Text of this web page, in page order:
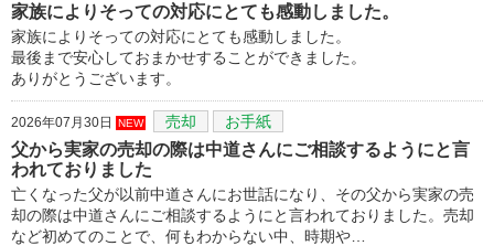
家族によりそっての対応にとても感動しました。
家族によりそっての対応にとても感動しました。
最後まで安心しておまかせすることができました。
ありがとうございます。
2026年07月30日 NEW 売却 お手紙
父から実家の売却の際は中道さんにご相談するようにと言
われておりました
亡くなった父が以前中道さんにお世話になり、その父から実家の売
却の際は中道さんにご相談するようにと言われておりました。売却
など初めてのことで、何もわからない中、時期や…